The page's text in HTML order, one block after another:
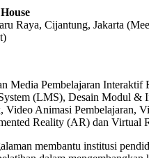
Raya, Cijantung, Jakarta
Media Pembelajaran
(LMS), Desain Modul &
Video Animasi Pembelajaran,
Reality (AR) dan Virtual
membantu institusi